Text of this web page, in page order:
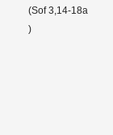
(Sof 3,14-18a
)